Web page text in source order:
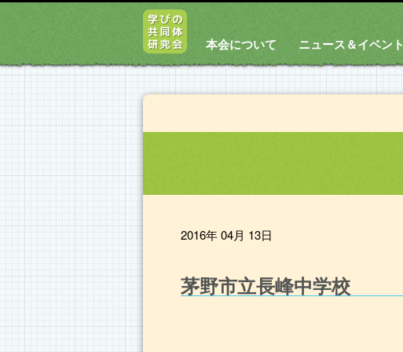
本会について ニュース＆イベント
2016年 04月 13日
茅野市立長峰中学校